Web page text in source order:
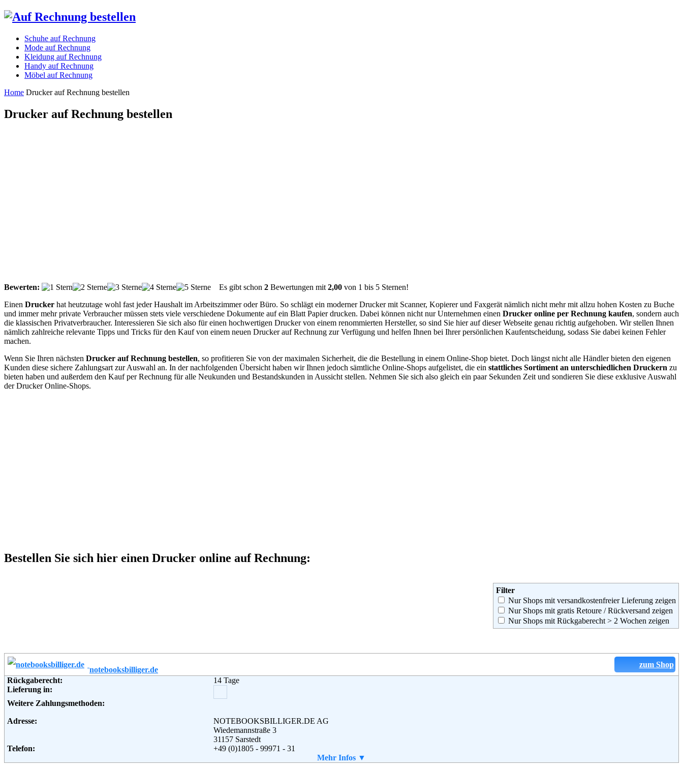
Schuhe auf Rechnung
Mode auf Rechnung
Kleidung auf Rechnung
Handy auf Rechnung
Möbel auf Rechnung
Home Drucker auf Rechnung bestellen
Drucker auf Rechnung bestellen
Bewerten: Es gibt schon 2 Bewertungen mit 2,00 von 1 bis 5 Sternen!
Einen Drucker hat heutzutage wohl fast jeder Haushalt im Arbeitszimmer oder Büro. So schlägt ein moderner Drucker mit Scanner, Kopierer und Faxgerät nämlich nicht mehr mit allzu hohen Kosten zu Buche
und immer mehr private Verbraucher müssen stets viele verschiedene Dokumente auf ein Blatt Papier drucken. Dabei können nicht nur Unternehmen einen Drucker online per Rechnung kaufen, sondern auch
die klassischen Privatverbraucher. Interessieren Sie sich also für einen hochwertigen Drucker von einem renommierten Hersteller, so sind Sie hier auf dieser Webseite genau richtig aufgehoben. Wir stellen Ihnen
nämlich zahlreiche relevante Tipps und Tricks für den Kauf von einem neuen Drucker auf Rechnung zur Verfügung und helfen Ihnen bei Ihrer persönlichen Kaufentscheidung, sodass Sie dabei keinen Fehler
machen.
Wenn Sie Ihren nächsten Drucker auf Rechnung bestellen, so profitieren Sie von der maximalen Sicherheit, die die Bestellung in einem Online-Shop bietet. Doch längst nicht alle Händler bieten den eigenen
Kunden diese sichere Zahlungsart zur Auswahl an. In der nachfolgenden Übersicht haben wir Ihnen jedoch sämtliche Online-Shops aufgelistet, die ein stattliches Sortiment an unterschiedlichen Druckern zu
bieten haben und außerdem den Kauf per Rechnung für alle Neukunden und Bestandskunden in Aussicht stellen. Nehmen Sie sich also gleich ein paar Sekunden Zeit und sondieren Sie diese exklusive Auswahl
der Drucker Online-Shops.
Bestellen Sie sich hier einen Drucker online auf Rechnung:
Filter
Nur Shops mit versandkostenfreier Lieferung zeigen
Nur Shops mit gratis Retoure / Rückversand zeigen
Nur Shops mit Rückgaberecht > 2 Wochen zeigen
zum Shop
notebooksbilliger.de
Rückgaberecht:
14 Tage
Lieferung in:
Weitere Zahlungsmethoden:
Adresse:
NOTEBOOKSBILLIGER.DE AG
Wiedemannstraße 3
31157 Sarstedt
Telefon:
+49 (0)1805 - 99971 - 31
Mehr Infos ▼